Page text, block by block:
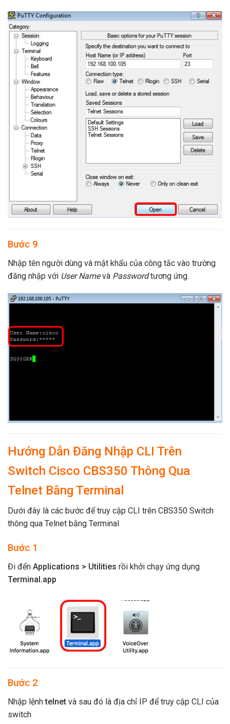
Bước 9
Nhập tên người dùng và mật khẩu của công tắc vào trường
đăng nhập với User Namevà Passwordtương ứng.
Hướng Dẫn Đăng Nhập CLI Trên
Switch Cisco CBS350 Thông Qua
Telnet Bằng Terminal
Dưới đây là các bước để truy cập CLI trên CBS350 Switch
thông qua Telnet bằng Terminal
Bước 1
Đi đến Applications > Utilities rồi khởi chạy ứng dụng
Terminal.app
Bước 2
Nhập lệnhtelnet và sau đó là địa chỉ IP để truy cập CLI của
switch